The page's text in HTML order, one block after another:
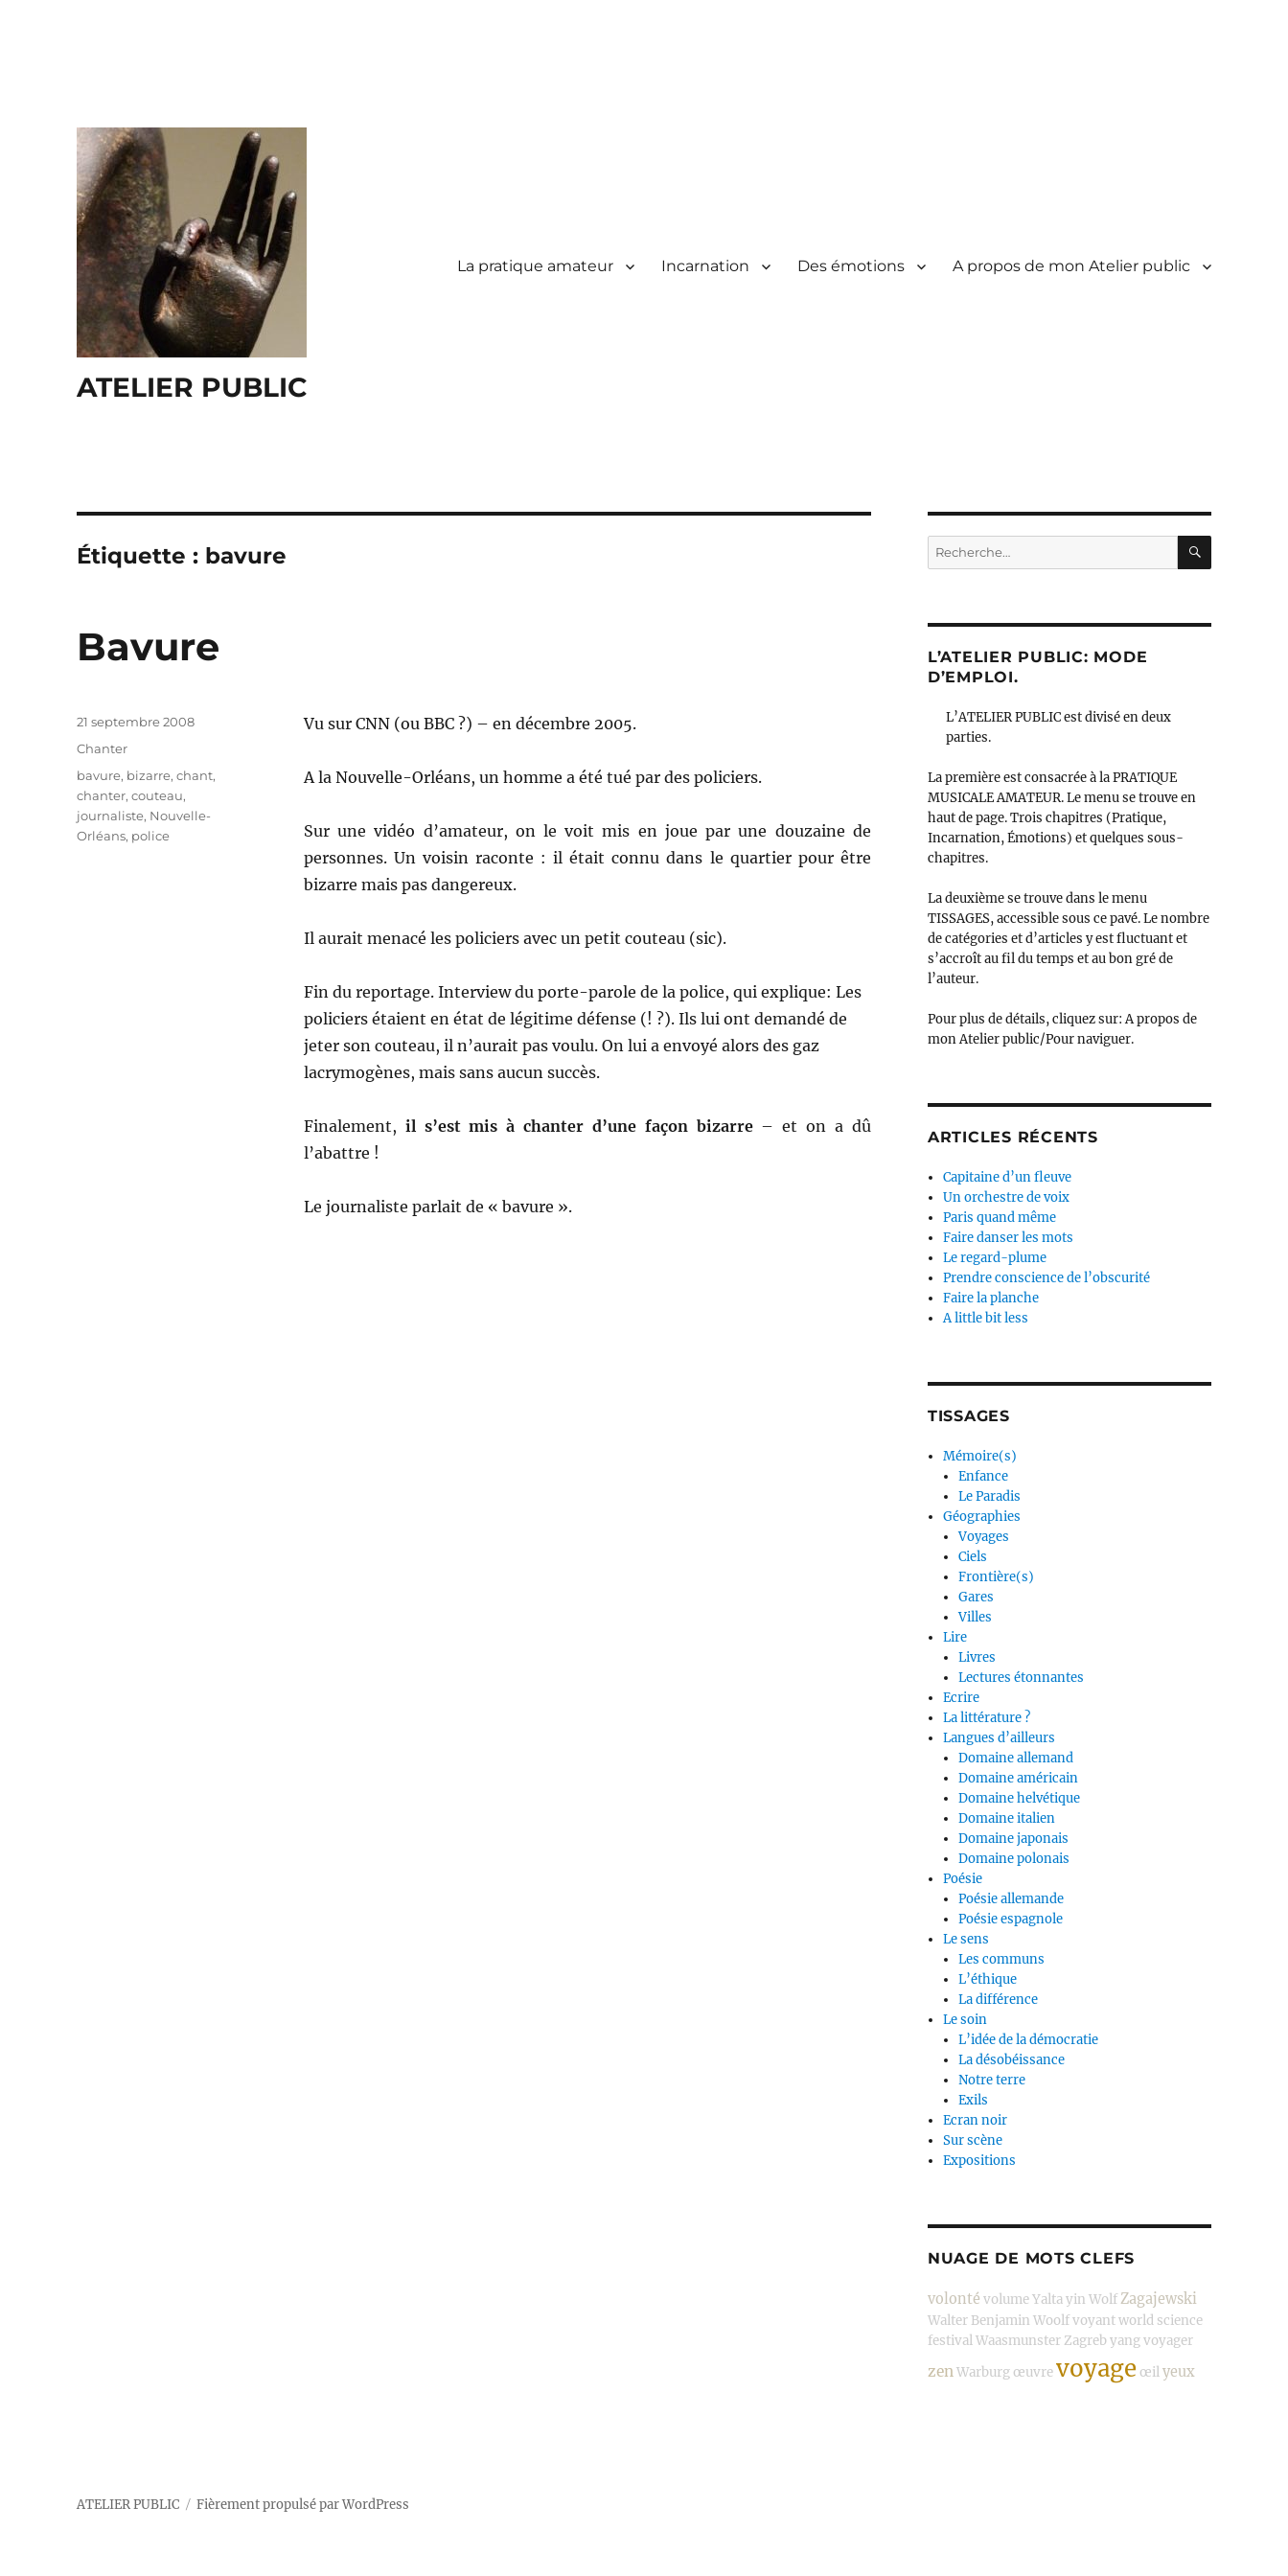
ATELIER PUBLIC
La pratique amateur Incarnation Des émotions A propos de mon Atelier public
Étiquette : bavure
Bavure
Vu sur CNN (ou BBC ?) – en décembre 2005.
A la Nouvelle-Orléans, un homme a été tué par des policiers.
Sur une vidéo d’amateur, on le voit mis en joue par une douzaine de
personnes. Un voisin raconte : il était connu dans le quartier pour être
bizarre mais pas dangereux.
Il aurait menacé les policiers avec un petit couteau (sic).
Fin du reportage. Interview du porte-parole de la police, qui explique: Les
policiers étaient en état de légitime défense (! ?). Ils lui ont demandé de
jeter son couteau, il n’aurait pas voulu. On lui a envoyé alors des gaz
lacrymogènes, mais sans aucun succès.
Finalement, il s’est mis à chanter d’une façon bizarre– et on a dû
l’abattre !
Le journaliste parlait de « bavure ».
Publié
le
21 septembre 2008
Catégories
Chanter
Étiquettes
bavure, bizarre,chant,
chanter,couteau,
journaliste, Nouvelle-
Orléans, police
Recherche
pour :
L’ATELIER PUBLIC: MODE
D’EMPLOI.
L’ATELIER PUBLIC est divisé en deux
parties.
La première est consacrée à la PRATIQUE
MUSICALE AMATEUR. Le menu se trouve en
haut de page. Trois chapitres (Pratique,
Incarnation, Émotions) et quelques sous-
chapitres.
La deuxième se trouve dans le menu
TISSAGES, accessible sous ce pavé. Le nombre
de catégories et d’articles y est fluctuant et
s’accroît au fil du temps et au bon gré de
l’auteur.
Pour plus de détails, cliquez sur: A propos de
mon Atelier public/Pour naviguer.
ARTICLES RÉCENTS
Capitaine d’un fleuve
Un orchestre de voix
Paris quand même
Faire danser les mots
Le regard-plume
Prendre conscience de l’obscurité
Faire la planche
A little bit less
TISSAGES
Mémoire(s)
Enfance
Le Paradis
Géographies
Voyages
Ciels
Frontière(s)
Gares
Villes
Lire
Livres
Lectures étonnantes
Ecrire
La littérature ?
Langues d’ailleurs
Domaine allemand
Domaine américain
Domaine helvétique
Domaine italien
Domaine japonais
Domaine polonais
Poésie
Poésie allemande
Poésie espagnole
Le sens
Les communs
L’éthique
La différence
Le soin
L’idée de la démocratie
La désobéissance
Notre terre
Exils
Ecran noir
Sur scène
Expositions
NUAGE DE MOTS CLEFS
volonté volumeYaltayin WolfZagajewski
Walter Benjamin Woolfvoyantworld science
festivalWaasmunster Zagrebyangvoyager
zenWarburg œuvrevoyage œilyeux
ATELIER PUBLIC Fièrement propulsé par WordPress